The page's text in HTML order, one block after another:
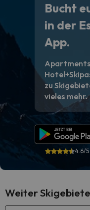
Bucht
in der
App.
zu
vieles mehr.
4.6/5
Weiter